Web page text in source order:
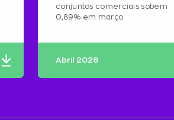
conjuntos comerciais sobem
0,89% em março
Abril 2026